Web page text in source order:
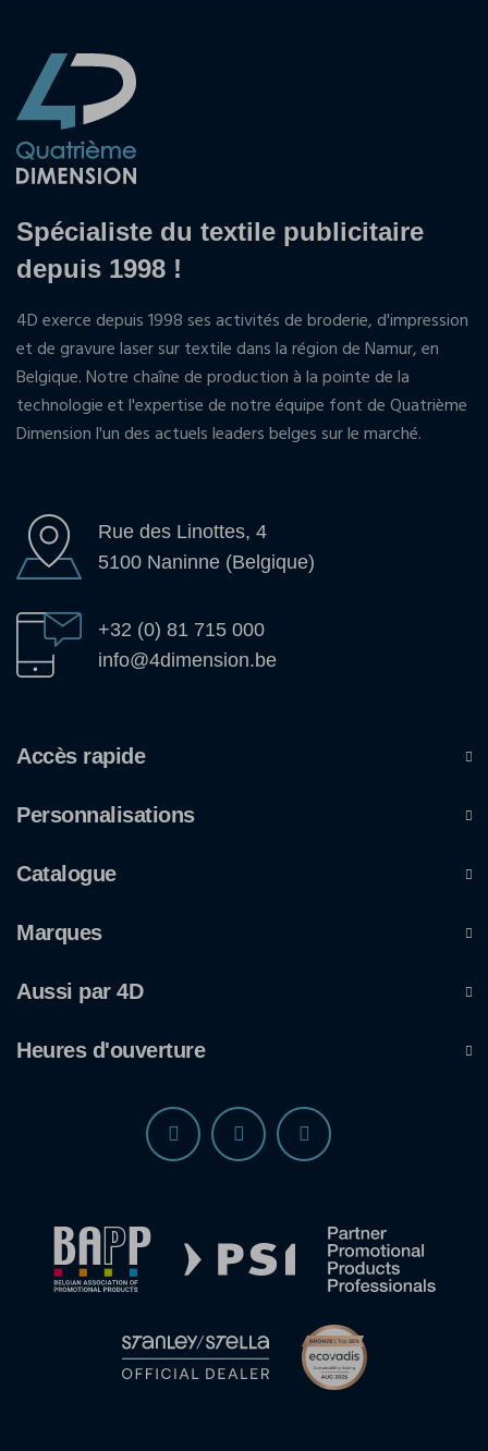
Spécialiste du textile publicitaire
depuis 1998 !
4D exerce depuis 1998 ses activités de broderie, d'impression
et de gravure laser sur textile dans la région de Namur, en
Belgique. Notre chaîne de production à la pointe de la
technologie et l'expertise de notre équipe font de Quatrième
Dimension l'un des actuels leaders belges sur le marché.
Rue des Linottes, 4
5100 Naninne (Belgique)
+32 (0) 81 715 000
info@4dimension.be
Accès rapide
Personnalisations
Catalogue
Marques
Aussi par 4D
Heures d'ouverture